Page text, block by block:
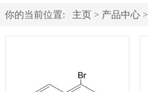
你的当前位置: 主页> 产品中心>